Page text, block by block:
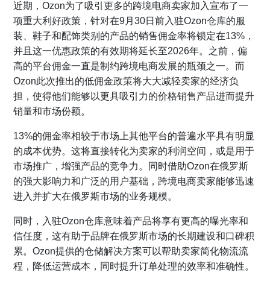
近期，Ozon为了吸引更多的跨境电商卖家加入宣布了一
项重大利好政策，针对在9月30日前入驻Ozon仓库的服
装、鞋子和配饰类别的产品的销售佣金率将锁定在13%，
并且这一优惠政策的有效期将延长至2026年。之前，偏
高的平台佣金一直是制约跨境电商发展的瓶颈之一。而
Ozon此次推出的低佣金政策将大大减轻卖家的经济负
担，使得他们能够以更具吸引力的价格销售产品进而提升
销量和市场份额。
13%的佣金率相较于市场上其他平台的普遍水平具有明显
的成本优势。这将直接转化为卖家的利润空间，或是用于
市场推广，增强产品的竞争力。同时借助Ozon在俄罗斯
的强大影响力和广泛的用户基础，跨境电商卖家能够迅速
进入并扩大在俄罗斯市场的业务规模。
同时，入驻Ozon仓库意味着产品将享有更高的曝光率和
信任度，这有助于品牌在俄罗斯市场的长期建设和口碑积
累。Ozon提供的仓储解决方案可以帮助卖家简化物流流
程，降低运营成本，同时提升订单处理的效率和准确性。